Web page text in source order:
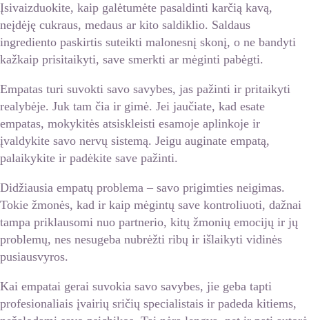
Įsivaizduokite, kaip galėtumėte pasaldinti karčią kavą,
neįdėję cukraus, medaus ar kito saldiklio. Saldaus
ingrediento paskirtis suteikti malonesnį skonį, o ne bandyti
kažkaip prisitaikyti, save smerkti ar mėginti pabėgti.
Empatas turi suvokti savo savybes, jas pažinti ir pritaikyti
realybėje. Juk tam čia ir gimė. Jei jaučiate, kad esate
empatas, mokykitės atsiskleisti esamoje aplinkoje ir
įvaldykite savo nervų sistemą. Jeigu auginate empatą,
palaikykite ir padėkite save pažinti.
Didžiausia empatų problema – savo prigimties neigimas.
Tokie žmonės, kad ir kaip mėgintų save kontroliuoti, dažnai
tampa priklausomi nuo partnerio, kitų žmonių emocijų ir jų
problemų, nes nesugeba nubrėžti ribų ir išlaikyti vidinės
pusiausvyros.
Kai empatai gerai suvokia savo savybes, jie geba tapti
profesionaliais įvairių sričių specialistais ir padeda kitiems,